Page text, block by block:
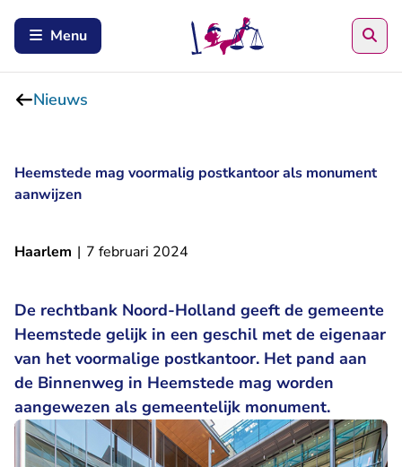
Menu
Nieuws
Heemstede mag voormalig postkantoor als monument
aanwijzen
Haarlem | 7 februari 2024
De rechtbank Noord-Holland geeft de gemeente
Heemstede gelijk in een geschil met de eigenaar
van het voormalige postkantoor. Het pand aan
de Binnenweg in Heemstede mag worden
aangewezen als gemeentelijk monument.